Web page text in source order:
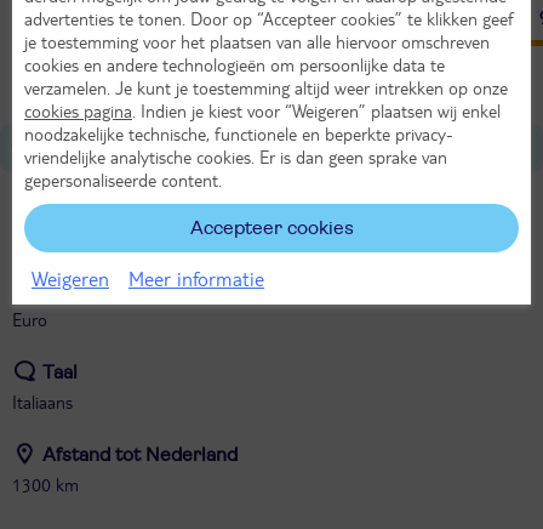
6 6 8 8 7 9
Bron: Weeronline
Over Italië
Tijdverschil met Nederland
Gelijk aan NL
Munteenheid
Euro
Taal
Italiaans
Afstand tot Nederland
1300 km
advertenties te tonen. Door op “Accepteer cookies” te klikken geef
je toestemming voor het plaatsen van alle hiervoor omschreven
cookies en andere technologieën om persoonlijke data te
verzamelen. Je kunt je toestemming altijd weer intrekken op onze
cookies pagina . Indien je kiest voor “Weigeren” plaatsen wij enkel
noodzakelijke technische, functionele en beperkte privacy-
vriendelijke analytische cookies. Er is dan geen sprake van
gepersonaliseerde content.
Accepteer cookies
Weigeren Meer informatie